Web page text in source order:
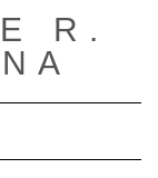
R.
navegación